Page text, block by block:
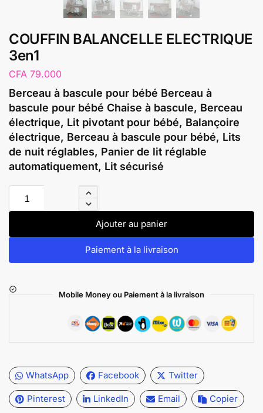
COUFFIN BALANCELLE ELECTRIQUE
3en1
CFA 79.000
Berceau à bascule pour bébé Berceau à
bascule pour bébé Chaise à bascule, Berceau
électrique, Lit pivotant pour bébé, Balançoire
électrique, Berceau à bascule pour bébé, Lits
de nuit réglables, Panier de lit réglable
automatiquement, Lit sécurisé
Ajouter au panier
Paiement à la livraison
Mobile Money ou Paiement à la livraison
WhatsApp Facebook Twitter
Pinterest LinkedIn Email Copier